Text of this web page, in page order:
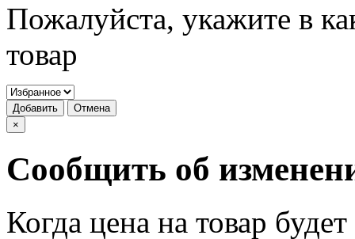
Пожалуйста, укажите в
товар
Добавить
Отмена
×
Сообщить об
Когда цена на товар